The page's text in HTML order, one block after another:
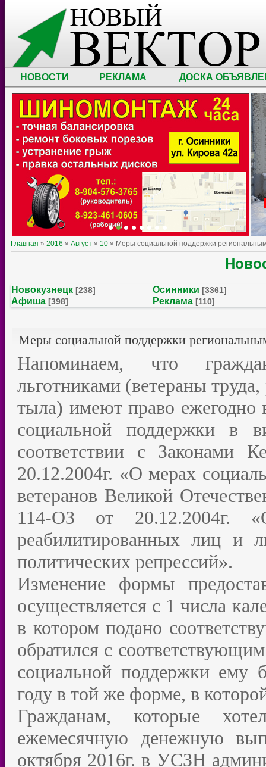
НОВОСТИ РЕКЛАМА ДОСКА
Главная » 2016 » Август » 10 » Меры социальной поддержки
Новокузнецк [238] Осинники [3361]
Афиша [398] Реклама [110]
Меры социальной поддержки
Напоминаем, что
льготниками (ветераны
тыла) имеют право ежегодно
социальной поддержки в
соответствии с Законами
20.12.2004г. «О мерах
ветеранов Великой
114-ОЗ от 20.12.2004г.
реабилитированных лиц и
политических репрессий».
Изменение формы
осуществляется с 1 числа
в котором подано
обратился с
социальной поддержки ему
году в той же форме, в
Гражданам, которые
ежемесячную денежную
октября 2016г. в УСЗН